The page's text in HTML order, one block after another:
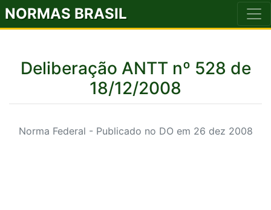
NORMAS BRASIL
Deliberação ANTT nº 528 de
18/12/2008
Norma Federal - Publicado no DO em 26 dez 2008